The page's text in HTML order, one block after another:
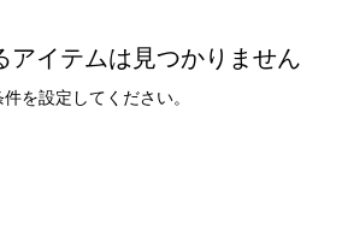
アイテムは見つかりません
を設定してください。